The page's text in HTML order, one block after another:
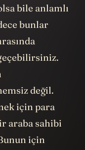
bile anlamlı
bunlar
değil.
için para
araba sahibi
için